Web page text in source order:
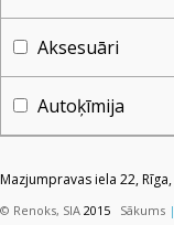
Aksesuāri
Autoķīmija
Mazjumpravas iela 22,
© Renoks, SIA 2015 Sākums |